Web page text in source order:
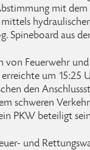
mit
mittels
Spineboard aus
von Feuerwehr
erreichte um 15:25
den
schweren
PKW beteiligt
und